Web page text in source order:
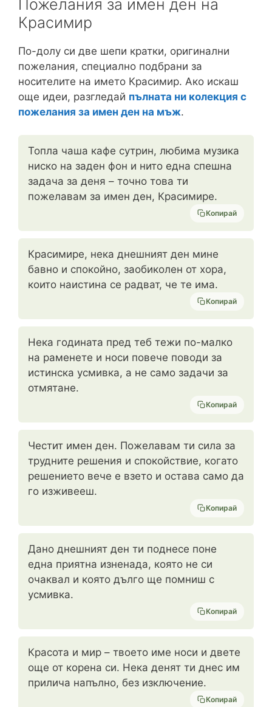
Пожелания за имен ден на
Красимир
По-долу си две шепи кратки, оригинални
пожелания, специално подбрани за
носителите на името Красимир. Ако искаш
още идеи, разгледай пълната ни колекция с
пожелания за имен ден на мъж.
Топла чаша кафе сутрин, любима музика
ниско на заден фон и нито една спешна
задача за деня – точно това ти
пожелавам за имен ден, Красимире.
Копирай
Красимире, нека днешният ден мине
бавно и спокойно, заобиколен от хора,
които наистина се радват, че те има.
Копирай
Нека годината пред теб тежи по-малко
на раменете и носи повече поводи за
истинска усмивка, а не само задачи за
отмятане.
Копирай
Честит имен ден. Пожелавам ти сила за
трудните решения и спокойствие, когато
решението вече е взето и остава само да
го изживееш.
Копирай
Дано днешният ден ти поднесе поне
една приятна изненада, която не си
очаквал и която дълго ще помниш с
усмивка.
Копирай
Красота и мир – твоето име носи и двете
още от корена си. Нека денят ти днес им
прилича напълно, без изключение.
Копирай